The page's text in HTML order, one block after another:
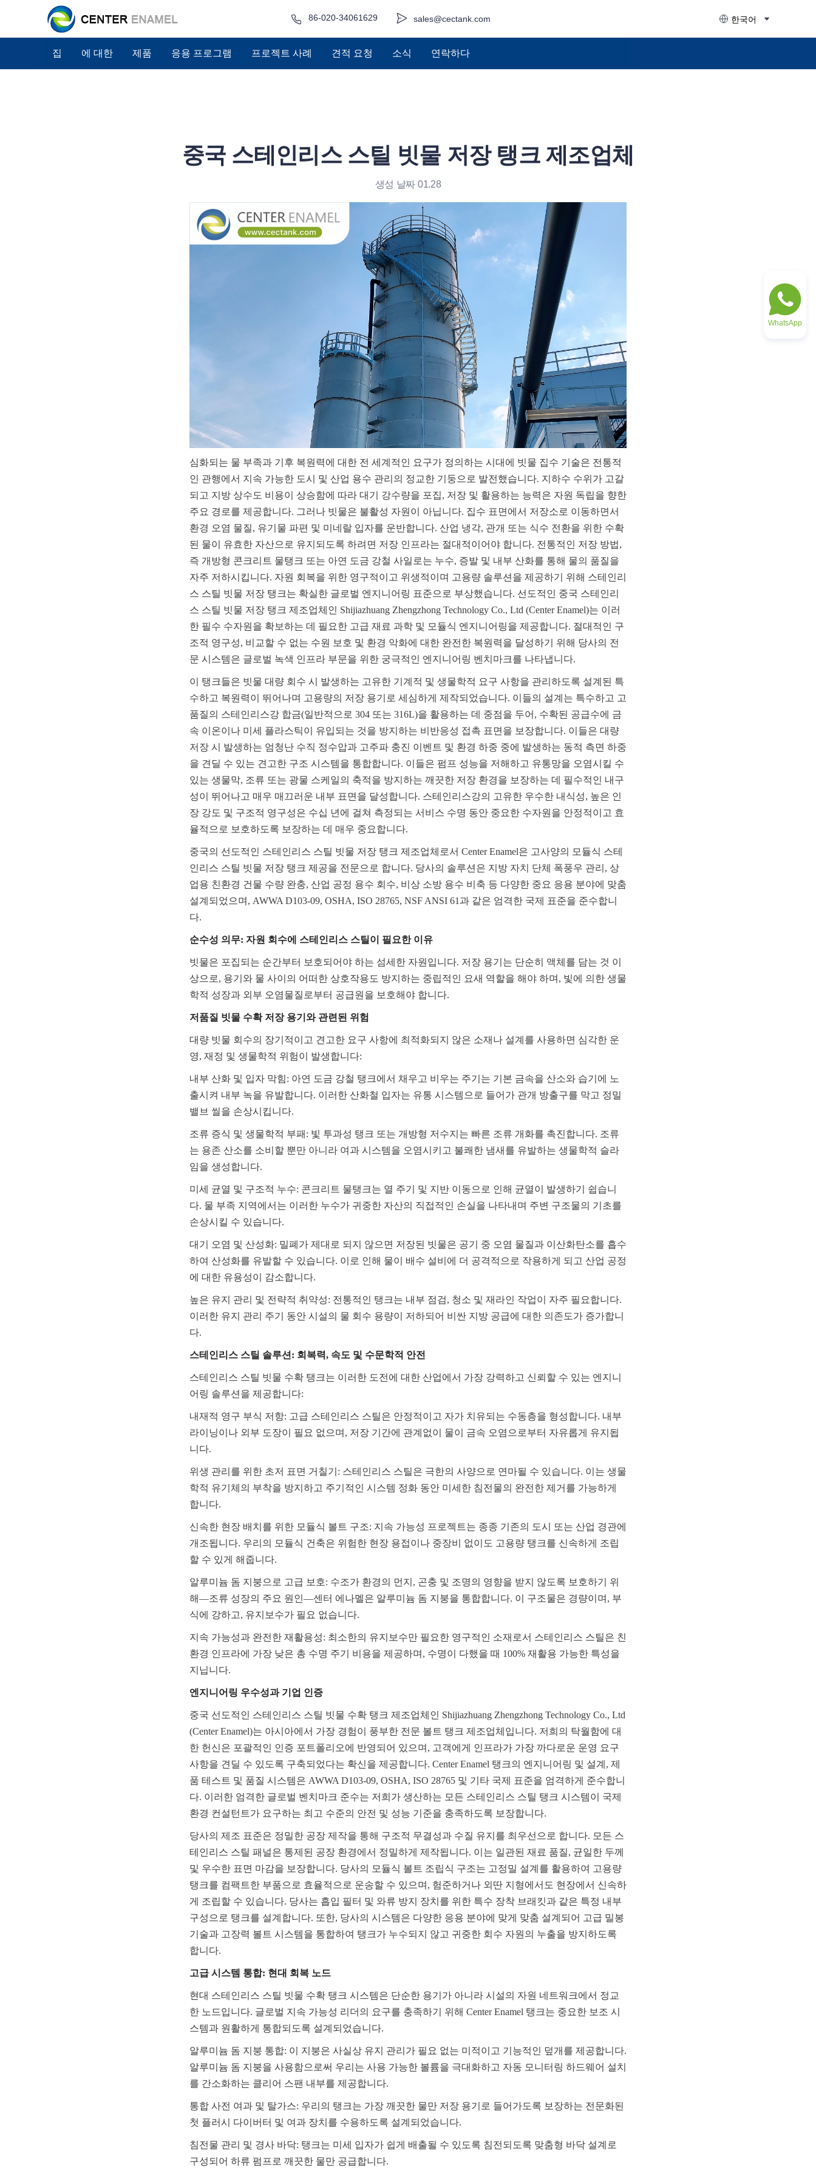
sales@cectank.com
86-020-34061629 한국어
집 에 대한 제품 응용 프로그램 프로젝트 사례 견적 요청 소식 연락하다
중국 스테인리스 스틸 빗물 저장 탱크 제조업체
생성 날짜 01.28
심화되는 물 부족과 기후 복원력에 대한 전 세계적인 요구가 정의하는 시대에 빗물 집수 기술은 전통적
인 관행에서 지속 가능한 도시 및 산업 용수 관리의 정교한 기둥으로 발전했습니다. 지하수 수위가 고갈
되고 지방 상수도 비용이 상승함에 따라 대기 강수량을 포집, 저장 및 활용하는 능력은 자원 독립을 향한
주요 경로를 제공합니다. 그러나 빗물은 불활성 자원이 아닙니다. 집수 표면에서 저장소로 이동하면서
환경 오염 물질, 유기물 파편 및 미네랄 입자를 운반합니다. 산업 냉각, 관개 또는 식수 전환을 위한 수확
된 물이 유효한 자산으로 유지되도록 하려면 저장 인프라는 절대적이어야 합니다. 전통적인 저장 방법,
즉 개방형 콘크리트 물탱크 또는 아연 도금 강철 사일로는 누수, 증발 및 내부 산화를 통해 물의 품질을
자주 저하시킵니다. 자원 회복을 위한 영구적이고 위생적이며 고용량 솔루션을 제공하기 위해 스테인리
스 스틸 빗물 저장 탱크는 확실한 글로벌 엔지니어링 표준으로 부상했습니다. 선도적인 중국 스테인리
스 스틸 빗물 저장 탱크 제조업체인 Shijiazhuang Zhengzhong Technology Co., Ltd (Center Enamel)는 이러
한 필수 수자원을 확보하는 데 필요한 고급 재료 과학 및 모듈식 엔지니어링을 제공합니다. 절대적인 구
조적 영구성, 비교할 수 없는 수원 보호 및 환경 악화에 대한 완전한 복원력을 달성하기 위해 당사의 전
문 시스템은 글로벌 녹색 인프라 부문을 위한 궁극적인 엔지니어링 벤치마크를 나타냅니다.
이 탱크들은 빗물 대량 회수 시 발생하는 고유한 기계적 및 생물학적 요구 사항을 관리하도록 설계된 특
수하고 복원력이 뛰어나며 고용량의 저장 용기로 세심하게 제작되었습니다. 이들의 설계는 특수하고 고
품질의 스테인리스강 합금(일반적으로 304 또는 316L)을 활용하는 데 중점을 두어, 수확된 공급수에 금
속 이온이나 미세 플라스틱이 유입되는 것을 방지하는 비반응성 접촉 표면을 보장합니다. 이들은 대량
저장 시 발생하는 엄청난 수직 정수압과 고주파 충진 이벤트 및 환경 하중 중에 발생하는 동적 측면 하중
을 견딜 수 있는 견고한 구조 시스템을 통합합니다. 이들은 펌프 성능을 저해하고 유통망을 오염시킬 수
있는 생물막, 조류 또는 광물 스케일의 축적을 방지하는 깨끗한 저장 환경을 보장하는 데 필수적인 내구
성이 뛰어나고 매우 매끄러운 내부 표면을 달성합니다. 스테인리스강의 고유한 우수한 내식성, 높은 인
장 강도 및 구조적 영구성은 수십 년에 걸쳐 측정되는 서비스 수명 동안 중요한 수자원을 안정적이고 효
율적으로 보호하도록 보장하는 데 매우 중요합니다.
중국의 선도적인 스테인리스 스틸 빗물 저장 탱크 제조업체로서 Center Enamel은 고사양의 모듈식 스테
인리스 스틸 빗물 저장 탱크 제공을 전문으로 합니다. 당사의 솔루션은 지방 자치 단체 폭풍우 관리, 상
업용 친환경 건물 수량 완충, 산업 공정 용수 회수, 비상 소방 용수 비축 등 다양한 중요 응용 분야에 맞춤
설계되었으며, AWWA D103-09, OSHA, ISO 28765, NSF ANSI 61과 같은 엄격한 국제 표준을 준수합니
다.
순수성 의무: 자원 회수에 스테인리스 스틸이 필요한 이유
빗물은 포집되는 순간부터 보호되어야 하는 섬세한 자원입니다. 저장 용기는 단순히 액체를 담는 것 이
상으로, 용기와 물 사이의 어떠한 상호작용도 방지하는 중립적인 요새 역할을 해야 하며, 빛에 의한 생물
학적 성장과 외부 오염물질로부터 공급원을 보호해야 합니다.
저품질 빗물 수확 저장 용기와 관련된 위험
대량 빗물 회수의 장기적이고 견고한 요구 사항에 최적화되지 않은 소재나 설계를 사용하면 심각한 운
영, 재정 및 생물학적 위험이 발생합니다:
내부 산화 및 입자 막힘: 아연 도금 강철 탱크에서 채우고 비우는 주기는 기본 금속을 산소와 습기에 노
출시켜 내부 녹을 유발합니다. 이러한 산화철 입자는 유통 시스템으로 들어가 관개 방출구를 막고 정밀
밸브 씰을 손상시킵니다.
조류 증식 및 생물학적 부패: 빛 투과성 탱크 또는 개방형 저수지는 빠른 조류 개화를 촉진합니다. 조류
는 용존 산소를 소비할 뿐만 아니라 여과 시스템을 오염시키고 불쾌한 냄새를 유발하는 생물학적 슬라
임을 생성합니다.
미세 균열 및 구조적 누수: 콘크리트 물탱크는 열 주기 및 지반 이동으로 인해 균열이 발생하기 쉽습니
다. 물 부족 지역에서는 이러한 누수가 귀중한 자산의 직접적인 손실을 나타내며 주변 구조물의 기초를
손상시킬 수 있습니다.
대기 오염 및 산성화: 밀폐가 제대로 되지 않으면 저장된 빗물은 공기 중 오염 물질과 이산화탄소를 흡수
하여 산성화를 유발할 수 있습니다. 이로 인해 물이 배수 설비에 더 공격적으로 작용하게 되고 산업 공정
에 대한 유용성이 감소합니다.
높은 유지 관리 및 전략적 취약성: 전통적인 탱크는 내부 점검, 청소 및 재라인 작업이 자주 필요합니다.
이러한 유지 관리 주기 동안 시설의 물 회수 용량이 저하되어 비싼 지방 공급에 대한 의존도가 증가합니
다.
스테인리스 스틸 솔루션: 회복력, 속도 및 수문학적 안전
스테인리스 스틸 빗물 수확 탱크는 이러한 도전에 대한 산업에서 가장 강력하고 신뢰할 수 있는 엔지니
어링 솔루션을 제공합니다:
내재적 영구 부식 저항: 고급 스테인리스 스틸은 안정적이고 자가 치유되는 수동층을 형성합니다. 내부
라이닝이나 외부 도장이 필요 없으며, 저장 기간에 관계없이 물이 금속 오염으로부터 자유롭게 유지됩
니다.
위생 관리를 위한 초저 표면 거칠기: 스테인리스 스틸은 극한의 사양으로 연마될 수 있습니다. 이는 생물
학적 유기체의 부착을 방지하고 주기적인 시스템 정화 동안 미세한 침전물의 완전한 제거를 가능하게
합니다.
신속한 현장 배치를 위한 모듈식 볼트 구조: 지속 가능성 프로젝트는 종종 기존의 도시 또는 산업 경관에
개조됩니다. 우리의 모듈식 건축은 위험한 현장 용접이나 중장비 없이도 고용량 탱크를 신속하게 조립
할 수 있게 해줍니다.
알루미늄 돔 지붕으로 고급 보호: 수조가 환경의 먼지, 곤충 및 조명의 영향을 받지 않도록 보호하기 위
해—조류 성장의 주요 원인—센터 에나멜은 알루미늄 돔 지붕을 통합합니다. 이 구조물은 경량이며, 부
식에 강하고, 유지보수가 필요 없습니다.
지속 가능성과 완전한 재활용성: 최소한의 유지보수만 필요한 영구적인 소재로서 스테인리스 스틸은 친
환경 인프라에 가장 낮은 총 수명 주기 비용을 제공하며, 수명이 다했을 때 100% 재활용 가능한 특성을
지닙니다.
엔지니어링 우수성과 기업 인증
중국 선도적인 스테인리스 스틸 빗물 수확 탱크 제조업체인 Shijiazhuang Zhengzhong Technology Co., Ltd
(Center Enamel)는 아시아에서 가장 경험이 풍부한 전문 볼트 탱크 제조업체입니다. 저희의 탁월함에 대
한 헌신은 포괄적인 인증 포트폴리오에 반영되어 있으며, 고객에게 인프라가 가장 까다로운 운영 요구
사항을 견딜 수 있도록 구축되었다는 확신을 제공합니다. Center Enamel 탱크의 엔지니어링 및 설계, 제
품 테스트 및 품질 시스템은 AWWA D103-09, OSHA, ISO 28765 및 기타 국제 표준을 엄격하게 준수합니
다. 이러한 엄격한 글로벌 벤치마크 준수는 저희가 생산하는 모든 스테인리스 스틸 탱크 시스템이 국제
환경 컨설턴트가 요구하는 최고 수준의 안전 및 성능 기준을 충족하도록 보장합니다.
당사의 제조 표준은 정밀한 공장 제작을 통해 구조적 무결성과 수질 유지를 최우선으로 합니다. 모든 스
테인리스 스틸 패널은 통제된 공장 환경에서 정밀하게 제작됩니다. 이는 일관된 재료 품질, 균일한 두께
및 우수한 표면 마감을 보장합니다. 당사의 모듈식 볼트 조립식 구조는 고정밀 설계를 활용하여 고용량
탱크를 컴팩트한 부품으로 효율적으로 운송할 수 있으며, 험준하거나 외딴 지형에서도 현장에서 신속하
게 조립할 수 있습니다. 당사는 흡입 필터 및 와류 방지 장치를 위한 특수 장착 브래킷과 같은 특정 내부
구성으로 탱크를 설계합니다. 또한, 당사의 시스템은 다양한 응용 분야에 맞게 맞춤 설계되어 고급 밀봉
기술과 고장력 볼트 시스템을 통합하여 탱크가 누수되지 않고 귀중한 회수 자원의 누출을 방지하도록
합니다.
고급 시스템 통합: 현대 회복 노드
현대 스테인리스 스틸 빗물 수확 탱크 시스템은 단순한 용기가 아니라 시설의 자원 네트워크에서 정교
한 노드입니다. 글로벌 지속 가능성 리더의 요구를 충족하기 위해 Center Enamel 탱크는 중요한 보조 시
스템과 원활하게 통합되도록 설계되었습니다.
알루미늄 돔 지붕 통합: 이 지붕은 사실상 유지 관리가 필요 없는 미적이고 기능적인 덮개를 제공합니다.
알루미늄 돔 지붕을 사용함으로써 우리는 사용 가능한 볼륨을 극대화하고 자동 모니터링 하드웨어 설치
를 간소화하는 클리어 스팬 내부를 제공합니다.
통합 사전 여과 및 탈가스: 우리의 탱크는 가장 깨끗한 물만 저장 용기로 들어가도록 보장하는 전문화된
첫 플러시 다이버터 및 여과 장치를 수용하도록 설계되었습니다.
침전물 관리 및 경사 바닥: 탱크는 미세 입자가 쉽게 배출될 수 있도록 침전되도록 맞춤형 바닥 설계로
구성되어 하류 펌프로 깨끗한 물만 공급합니다.
WhatsApp